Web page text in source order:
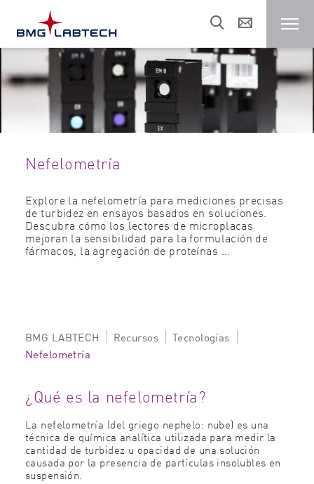
Lectores de microplacas
Clientes
Áreas de investigación
Recursos
Ventas/Soporte
Nefelometría
Explore la nefelometría para mediciones precisas
de turbidez en ensayos basados en soluciones.
Descubra cómo los lectores de microplacas
mejoran la sensibilidad para la formulación de
fármacos, la agregación de proteínas ...
BMG LABTECH Recursos
Tecnologías
Nefelometría
¿Qué es la nefelometría?
La nefelometría (del griego nephelo: nube) es una
técnica de química analítica utilizada para medir la
cantidad de turbidez u opacidad de una solución
causada por la presencia de partículas insolubles en
suspensión.